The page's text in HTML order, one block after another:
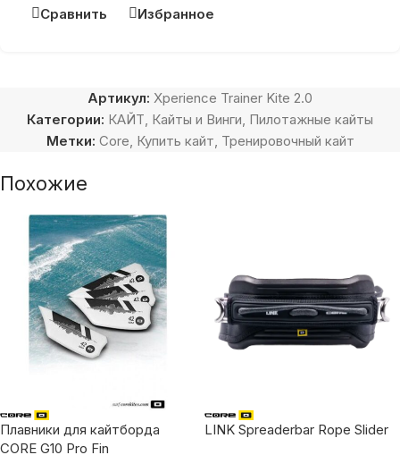
Сравнить Избранное
Артикул: Xperience Trainer Kite 2.0
Категории: КАЙТ, Кайты и Винги, Пилотажные кайты
Метки: Core, Купить кайт, Тренировочный кайт
Похожие
Плавники для кайтборда
CORE G10 Pro Fin
LINK Spreaderbar Rope Slider